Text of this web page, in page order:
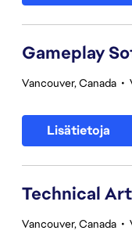
Gameplay
Vancouver, Canada •
Lisätietoja
Technical
Vancouver, Canada •